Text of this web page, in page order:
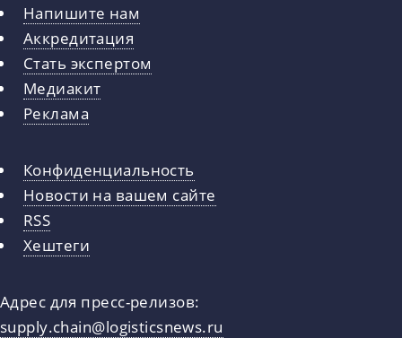
Напишите нам
Аккредитация
Стать экспертом
Медиакит
Реклама
Конфиденциальность
Новости на вашем сайте
RSS
Хештеги
Адрес для пресс-релизов:
supply.chain@logisticsnews.ru